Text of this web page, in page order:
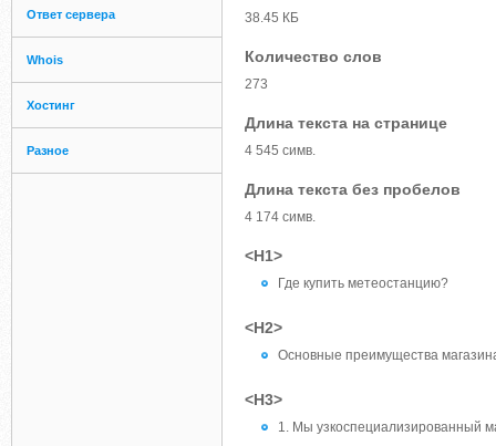
Ответ сервера
Whois
Хостинг
Разное
38.45 КБ
Количество слов
273
Длина текста на странице
4 545 симв.
Длина текста без пробелов
4 174 симв.
<H1>
Где купить метеостанцию?
<H2>
Основные преимущества
<H3>
1. Мы узкоспециализированный